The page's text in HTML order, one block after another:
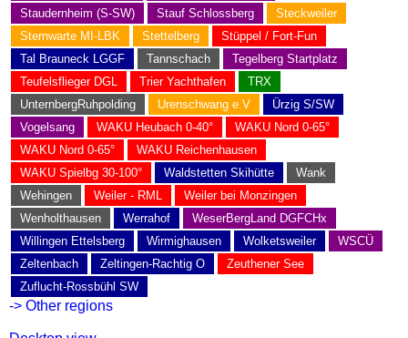
Staudernheim (S-SW)
Stauf Schlossberg
Steckweiler
Sternwarte MI-LBK
Stettelberg
Stüppel / Fort-Fun
Tal Brauneck LGGF
Tannschach
Tegelberg Startplatz
Teufelsflieger DGL
Trier Yachthafen
TRX
UnternbergRuhpolding
Urenschwang e.V
Ürzig S/SW
Vogelsang
WAKU Heubach 0-40°
WAKU Nord 0-65°
WAKU Nord 0-65°
WAKU Reichenhausen
WAKU Spielbg 30-100°
Waldstetten Skihütte
Wank
Wehingen
Weiler - RML
Weiler bei Monzingen
Wenholthausen
Werrahof
WeserBergLand DGFCHx
Willingen Ettelsberg
Wirmighausen Wolketsweiler
WSCÜ
Zeltenbach
Zeltingen-Rachtig O
Zeuthener See
Zuflucht-Rossbühl SW
-> Other regions